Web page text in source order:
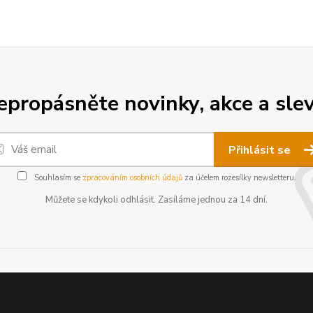
novinky, akce a
Přihlásit se
Souhlasím se zpracováním osobních údajůza účelem rozesílky newsletteru.
Můžete se kdykoli odhlásit. Zasíláme jednou za 14 dní.